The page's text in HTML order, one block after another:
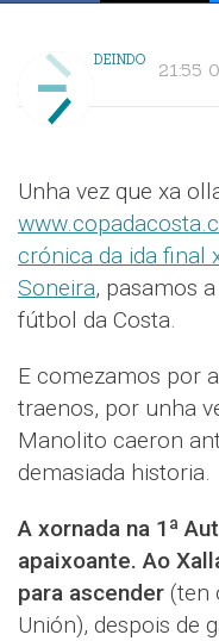
DEINDO 21:55
Unha vez que xa
crónica da ida final
Soneira, pasamos
fútbol da Costa.
E comezamos por
traenos, por unha
Manolito caeron
demasiada historia.
A xornada na 1ª
apaixoante. Ao
para ascender (ten
Unión), despois de